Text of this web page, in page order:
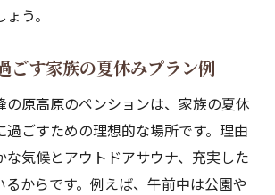
う。
ごす家族の夏休みプラン例
の原高原のペンションは、家族の夏休
過ごすための理想的な場所です。理由
な気候とアウトドアサウナ、充実した
るからです。例えば、午前中は公園や